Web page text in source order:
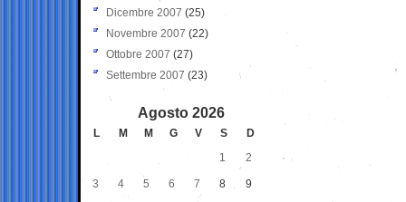
Dicembre 2007 (25)
Novembre 2007 (22)
Ottobre 2007 (27)
Settembre 2007 (23)
Agosto 2026
L M M G V S
D
1
2
3 4 5 6 7 8 9